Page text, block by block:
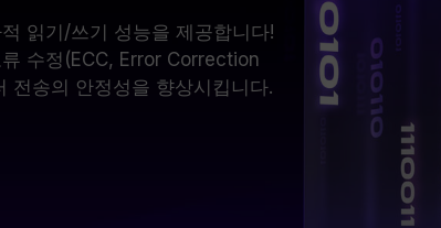
읽기/쓰기 성능을 제공합니다!
수정(ECC, Error Correction
전송의 안정성을 향상시킵니다.